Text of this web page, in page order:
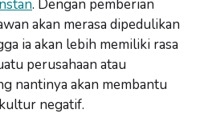
. Dengan pemberian
akan merasa dipedulikan
ia akan lebih memiliki rasa
perusahaan atau
nantinya akan membantu
negatif.